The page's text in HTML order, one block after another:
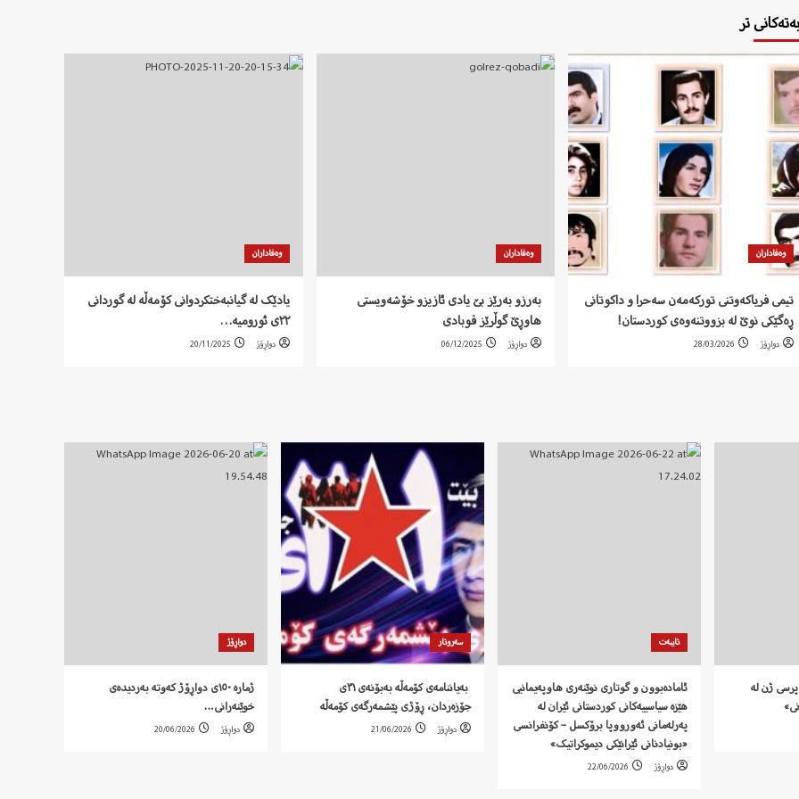
تر
وەفاداران
تیمی فریاکەوتنی تورکەمەن سەحرا و داکوتانی
ڕەگێکی نوێ لە بزووتنەوەی کوردستان!
دواڕۆژ 28/03/2026
وەفاداران
بەرزو بەرێز بێ یادی ئازیزو خۆشەویستی
هاوڕێ گوڵرێز قوبادی
دواڕۆژ 06/12/2025
وەفاداران
یادێک لە گیانبەختکردوانی کۆمەڵە لە گوردانی
٢٢ی ئورومیە…
دواڕۆژ 20/11/2025
ژن لە
تایبەت
ئامادەبوون و گوتاری نوێنەری هاوپەیمانیی
هێزە سیاسییەکانی کوردستانی ئێران لە
پەرلەمانی ئەورووپا برۆکسل – کۆنفرانسی
«بونیادنانی ئێرانێکی دیموکراتیک»
دواڕۆژ 22/06/2026
سەروتار
‍ بەیاننامەی کۆمەڵە بەبۆنەی ٣١ی
جۆزەردان، ڕۆژی پێشمەرگەی کۆمەڵە
دواڕۆژ 21/06/2026
دواڕۆژ
ژمارە ١٥٠ی دواڕۆژ کەوتە بەردیدەی
خوێنەرانی…
دواڕۆژ 20/06/2026